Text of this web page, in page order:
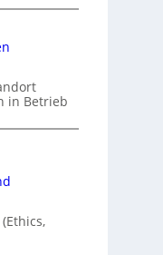
in Betrieb